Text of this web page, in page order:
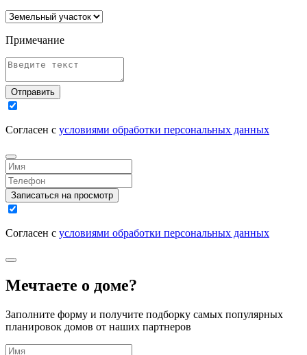
Примечание
Отправить
Согласен с условиями обработки персональных данных
Записаться на просмотр
Согласен с условиями обработки персональных данных
Мечтаете о доме?
Заполните форму и получите подборку самых популярных
планировок домов от наших партнеров